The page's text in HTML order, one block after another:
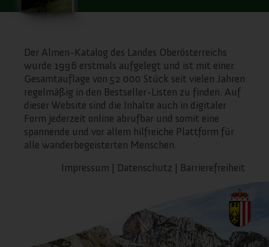
Der Almen-Katalog des Landes Oberösterreichs
wurde 1996 erstmals aufgelegt und ist mit einer
Gesamtauflage von 52 000 Stück seit vielen Jahren
regelmäßig in den Bestseller-Listen zu finden. Auf
dieser Website sind die Inhalte auch in digitaler
Form jederzeit online abrufbar und somit eine
spannende und vor allem hilfreiche Plattform für
alle wanderbegeisterten Menschen.
Impressum | Datenschutz | Barrierefreiheit